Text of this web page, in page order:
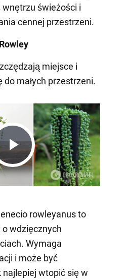
świeżości i
cennej przestrzeni.
miejsce i
małych przestrzeni.
rowleyanus to
wdzięcznych
Wymaga
i może być
najlepiej wtopić się w